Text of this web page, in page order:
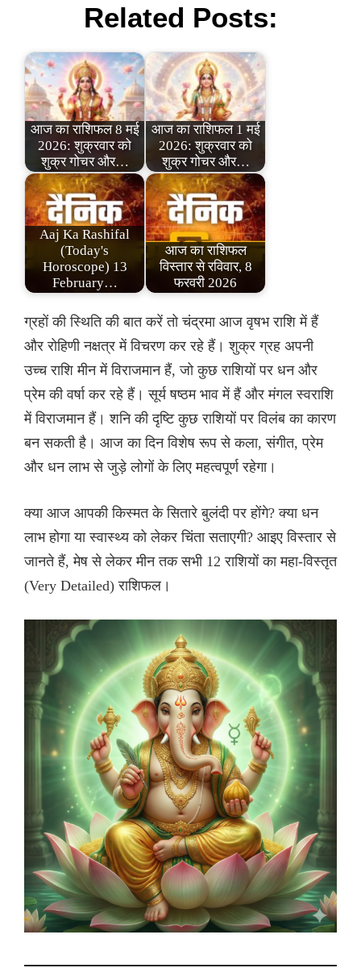
Related Posts:
आज का राशिफल 8 मई
2026: शुक्रवार को
शुक्र गोचर और…
आज का राशिफल 1 मई
2026: शुक्रवार को
शुक्र गोचर और…
Aaj Ka Rashifal
(Today's
Horoscope) 13
February…
आज का राशिफल
विस्तार से रविवार, 8
फरवरी 2026
ग्रहों की स्थिति की बात करें तो चंद्रमा आज वृषभ राशि में हैं
और रोहिणी नक्षत्र में विचरण कर रहे हैं। शुक्र ग्रह अपनी
उच्च राशि मीन में विराजमान हैं, जो कुछ राशियों पर धन और
प्रेम की वर्षा कर रहे हैं। सूर्य षष्ठम भाव में हैं और मंगल स्वराशि
में विराजमान हैं। शनि की दृष्टि कुछ राशियों पर विलंब का कारण
बन सकती है। आज का दिन विशेष रूप से कला, संगीत, प्रेम
और धन लाभ से जुड़े लोगों के लिए महत्वपूर्ण रहेगा।
क्या आज आपकी किस्मत के सितारे बुलंदी पर होंगे? क्या धन
लाभ होगा या स्वास्थ्य को लेकर चिंता सताएगी? आइए विस्तार से
जानते हैं, मेष से लेकर मीन तक सभी 12 राशियों का महा-विस्तृत
(Very Detailed) राशिफल।